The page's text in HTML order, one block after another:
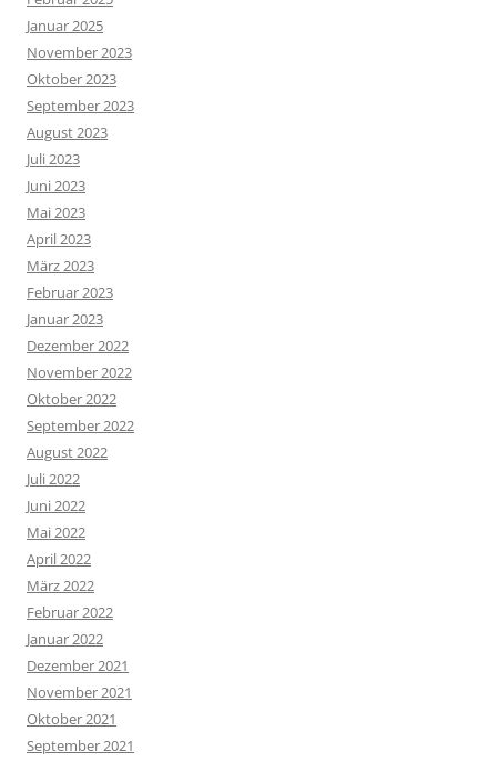
Januar 2025
November 2023
Oktober 2023
September 2023
August 2023
Juli 2023
Juni 2023
Mai 2023
April 2023
März 2023
Februar 2023
Januar 2023
Dezember 2022
November 2022
Oktober 2022
September 2022
August 2022
Juli 2022
Juni 2022
Mai 2022
April 2022
März 2022
Februar 2022
Januar 2022
Dezember 2021
November 2021
Oktober 2021
September 2021